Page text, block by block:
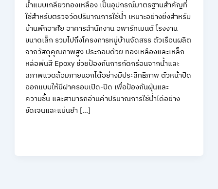
น้ำแบบเกลียวทองเหลือง เป็นอุปกรณ์มาตรฐานสำคัญที่
ใช้สำหรับตรวจวัดปริมาณการใช้น้ำ เหมาะอย่างยิ่งสำหรับ
บ้านพักอาศัย อาคารสำนักงาน อพาร์ทเมนต์ โรงงาน
ขนาดเล็ก รวมไปถึงโครงการหมู่บ้านจัดสรร ตัวเรือนผลิต
จากวัสดุคุณภาพสูง ประกอบด้วย ทองเหลืองและเหล็ก
หล่อพ่นสี Epoxy ช่วยป้องกันการกัดกร่อนจากน้ำและ
สภาพแวดล้อมภายนอกได้อย่างมีประสิทธิภาพ ตัวหน้าปัด
ออกแบบให้มีฝาครอบเปิด-ปิด เพื่อป้องกันฝุ่นและ
ความชื้น และสามารถอ่านค่าปริมาณการใช้น้ำได้อย่าง
ชัดเจนและแม่นยำ […]